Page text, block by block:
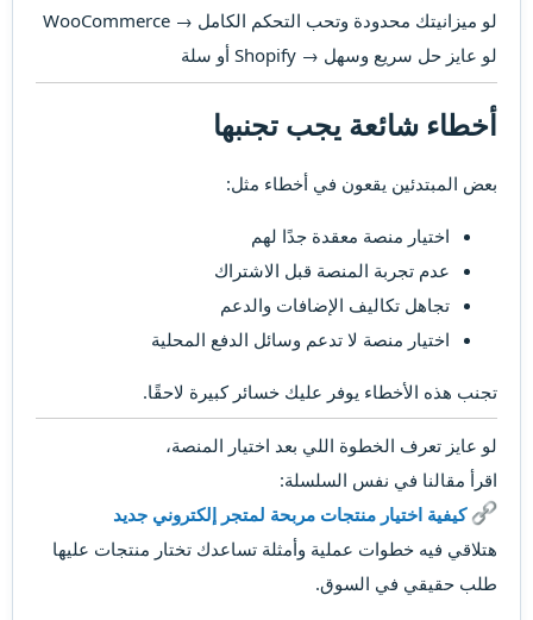
لو ميزانيتك محدودة وتحب التحكم الكامل → WooCommerce
لو عايز حل سريع وسهل → Shopify أو سلة
أخطاء شائعة يجب تجنبها​
بعض المبتدئين يقعون في أخطاء مثل:
اختيار منصة معقدة جدًا لهم
عدم تجربة المنصة قبل الاشتراك
تجاهل تكاليف الإضافات والدعم
اختيار منصة لا تدعم وسائل الدفع المحلية
تجنب هذه الأخطاء يوفر عليك خسائر كبيرة لاحقًا.
لو عايز تعرف الخطوة اللي بعد اختيار المنصة،
اقرأ مقالنا في نفس السلسلة:
كيفية اختيار منتجات مربحة لمتجر إلكتروني جديد
هتلاقي فيه خطوات عملية وأمثلة تساعدك تختار منتجات عليها
طلب حقيقي في السوق.